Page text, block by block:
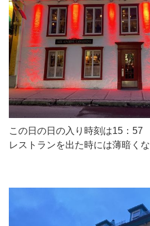
この日の日の入り時刻は15：57
レストランを出た時には薄暗く